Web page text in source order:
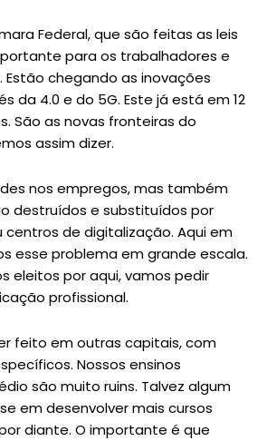
Federal, que são feitas as leis
para os trabalhadores e
chegando as inovações
da 4.0 e do 5G. Este já está em 12
São as novas fronteiras do
assim dizer.
nos empregos, mas também
destruídos e substituídos por
de digitalização. Aqui em
esse problema em grande escala.
eleitos por aqui, vamos pedir
profissional.
feito em outras capitais, com
Nossos ensinos
são muito ruins. Talvez algum
em desenvolver mais cursos
diante. O importante é que